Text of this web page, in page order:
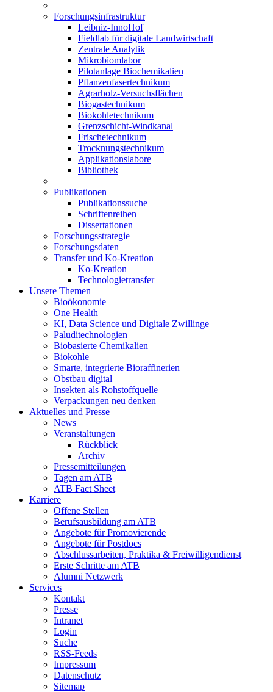
Forschungsinfrastruktur
Leibniz-InnoHof
Fieldlab für digitale Landwirtschaft
Zentrale Analytik
Mikrobiomlabor
Pilotanlage Biochemikalien
Pflanzenfasertechnikum
Agrarholz-Versuchsflächen
Biogastechnikum
Biokohletechnikum
Grenzschicht-Windkanal
Frischetechnikum
Trocknungstechnikum
Applikationslabore
Bibliothek
Publikationen
Publikationssuche
Schriftenreihen
Dissertationen
Forschungsstrategie
Forschungsdaten
Transfer und Ko-Kreation
Ko-Kreation
Technologietransfer
Unsere Themen
Bioökonomie
One Health
KI, Data Science und Digitale Zwillinge
Paluditechnologien
Biobasierte Chemikalien
Biokohle
Smarte, integrierte Bioraffinerien
Obstbau digital
Insekten als Rohstoffquelle
Verpackungen neu denken
Aktuelles und Presse
News
Veranstaltungen
Rückblick
Archiv
Pressemitteilungen
Tagen am ATB
ATB Fact Sheet
Karriere
Offene Stellen
Berufsausbildung am ATB
Angebote für Promovierende
Angebote für Postdocs
Abschlussarbeiten, Praktika & Freiwilligendienst
Erste Schritte am ATB
Alumni Netzwerk
Services
Kontakt
Presse
Intranet
Login
Suche
RSS-Feeds
Impressum
Datenschutz
Sitemap